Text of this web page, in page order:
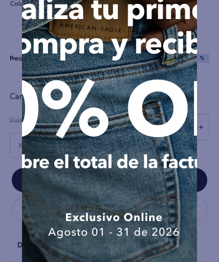
Color:
Precio: S/ 59 S/ 149 SAVE 60 %
Cargando el resumen…
Guía de tallas
XS
＋
Detalles